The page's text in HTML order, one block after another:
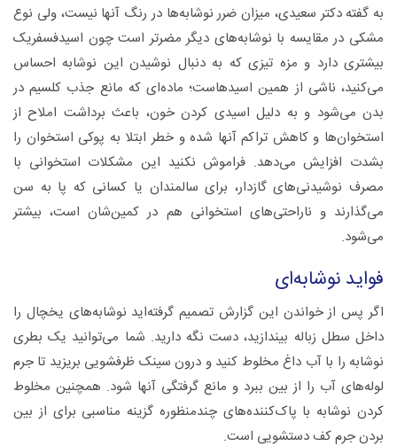
به گفته دکتر سعیدی، میزان ضرر نوشابه‌ها در رنگ آنها نیست، ولی نوع
مشکی در مقایسه با نوشابه‌های دیگر مضرتر است چون اسیدفسفریک
بیشتری دارد و مزه تیزی که به دنبال نوشیدن این نوشابه احساس
می‌کنید، ناشی از همین اسیدهاست؛ ماده‌ای که مانع جذب کلسیم در
بدن می‌شود و به دلیل اسیدی کردن خون، باعث برداشت املاح از
استخوان‌ها و کاهش تراکم آنها شده و خطر ابتلا به پوکی استخوان را
بشدت افزایش می‌دهد. فراموش نکنید این مشکلات استخوانی با
مصرف نوشیدنی‌های گازدار، برای سالمندان یا کسانی که پا به سن
می‌گذارند و ناراحتی‌های استخوانی هم در کمین‌شان است، بیشتر
می‌شود.
فواید نوشابه‌ای
اگر پس از خواندن این گزارش تصمیم گرفته‌اید نوشابه‌های یخچال را
داخل سطل زباله بیندازید، دست نگه دارید. شما می‌توانید یک بطری
نوشابه را با آب داغ مخلوط کنید و درون سینک ظرفشویی بریزید تا جرم
لوله‌های آب را از بین ببرد و مانع گرفتگی آنها شود. همچنین مخلوط
کردن نوشابه با پاک‌کننده‌های چندمنظوره گزینه مناسبی برای از بین
بردن جرم کف دستشویی است.